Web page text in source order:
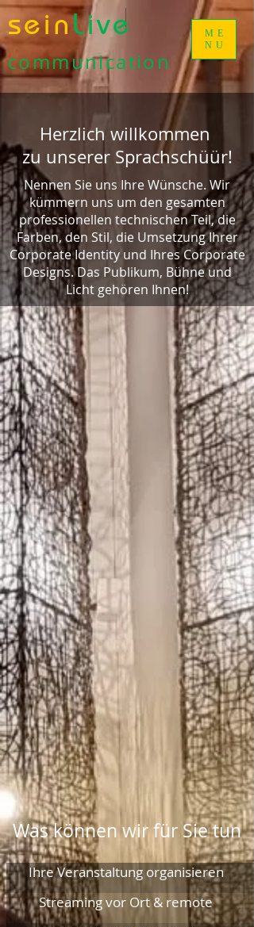
ME
NU
sein Live
communication
Herzlich willkommen
zu unserer Sprachschüür!
Nennen Sie uns Ihre Wünsche. Wir
kümmern uns um den gesamten
professionellen technischen Teil, die
Farben, den Stil, die Umsetzung Ihrer
Corporate Identity und Ihres Corporate
Designs. Das Publikum, Bühne und
Licht gehören Ihnen!
Was können wir für Sie tun
Ihre Veranstaltung organisieren
Streaming vor Ort & remote